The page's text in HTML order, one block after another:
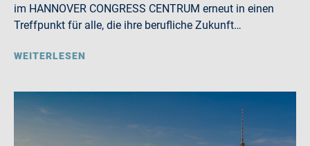
im HANNOVER CONGRESS CENTRUM erneut in einen
Treffpunkt für alle, die ihre berufliche Zukunft…
WEITERLESEN